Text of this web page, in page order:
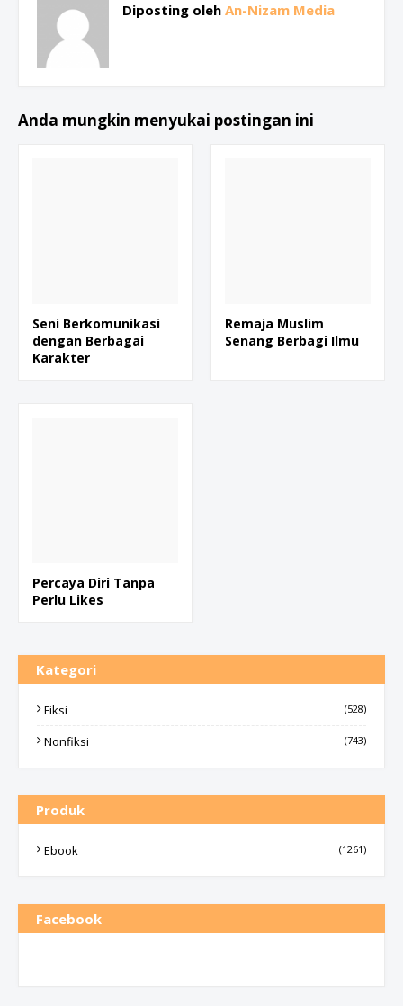
Diposting oleh An-Nizam Media
Anda mungkin menyukai postingan ini
Seni Berkomunikasi
dengan Berbagai
Karakter
Remaja Muslim
Senang Berbagi Ilmu
Percaya Diri Tanpa
Perlu Likes
Kategori
Fiksi (528)
Nonfiksi (743)
Produk
Ebook (1261)
Facebook